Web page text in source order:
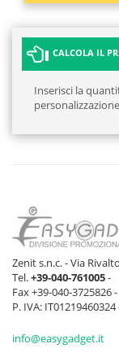
CALCOLA IL
Inserisci la
personalizzazione
Zenit s.n.c. - Via
Tel.+39-040-761005-
Fax +39-040-3725826 -
P. IVA: IT01219460324
info@easygadget.it